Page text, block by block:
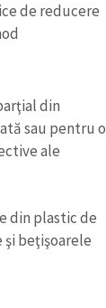
de reducere
din
sau pentru o
ale
din plastic de
beţişoarele